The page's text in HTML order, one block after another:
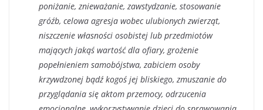
poniżanie, znieważanie, zawstydzanie, stosowanie
gróźb, celowa agresja wobec ulubionych zwierząt,
niszczenie własności osobistej lub przedmiotów
mających jakąś wartość dla ofiary, grożenie
popełnieniem samobójstwa, zabiciem osoby
krzywdzonej bądź kogoś jej bliskiego, zmuszanie do
przyglądania się aktom przemocy, odrzucenia